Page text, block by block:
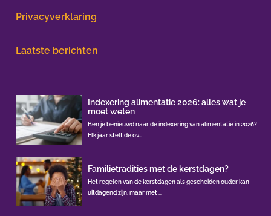
Privacyverklaring
Laatste berichten
Indexering alimentatie 2026: alles wat je
moet weten
Ben je benieuwd naar de indexering van alimentatie in 2026?
Elk jaar stelt de ov...
Familietradities met de kerstdagen?
Het regelen van de kerstdagen als gescheiden ouder kan
uitdagend zijn, maar met ...